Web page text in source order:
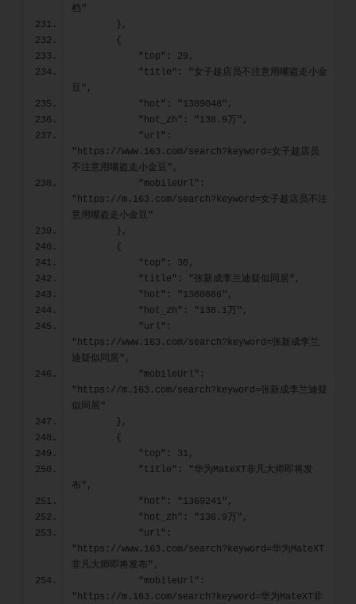
档"
        },
        {
            "top": 29,
豆",
            "hot": "1389048",
            "hot_zh": "138.9万",
"https://www.163.com/search?keyword=女子趁店员
不注意用嘴盗走小金豆",
"https://m.163.com/search?keyword=女子趁店员不注
意用嘴盗走小金豆"
        },
        {
            "top": 30,
            "title": "张新成李兰迪疑似同居",
            "hot": "1380886",
            "hot_zh": "138.1万",
"https://www.163.com/search?keyword=张新成李兰
迪疑似同居",
"https://m.163.com/search?keyword=张新成李兰迪疑
似同居"
        },
        {
            "top": 31,
布",
            "hot": "1369241",
            "hot_zh": "136.9万",
"https://www.163.com/search?keyword=华为MateXT
非凡大师即将发布",
"https://m.163.com/search?keyword=华为MateXT非